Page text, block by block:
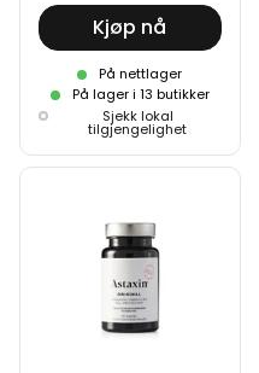
Kjøp nå
På nettlager
På lager i 13 butikker
Sjekk lokal
tilgjengelighet